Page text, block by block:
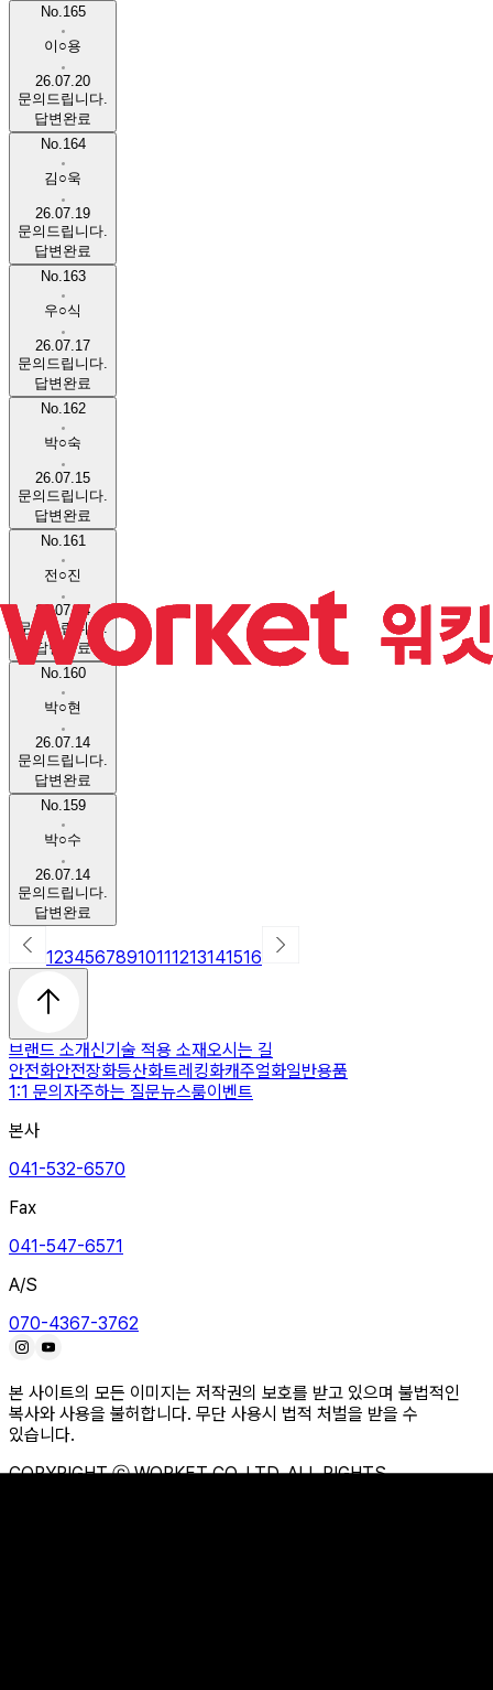
No.165
이○용
26.07.20
문의드립니다.
답변완료
No.164
김○욱
26.07.19
문의드립니다.
답변완료
No.163
우○식
26.07.17
문의드립니다.
답변완료
No.162
박○숙
26.07.15
문의드립니다.
답변완료
No.161
전○진
26.07.14
문의드립니다.
답변완료
No.160
박○현
26.07.14
문의드립니다.
답변완료
No.159
박○수
26.07.14
문의드립니다.
답변완료
12345678910111213141516
브랜드 소개신기술 적용 소재오시는 길
안전화안전장화등산화트레킹화캐주얼화일반용품
1:1 문의 자주하는 질문뉴스룸이벤트
본사
041-532-6570
Fax
041-547-6571
A/S
070-4367-3762
본 사이트의 모든 이미지는 저작권의 보호를 받고 있으며 불법적인
복사와 사용을 불허합니다. 무단 사용시 법적 처벌을 받을 수
있습니다.
COPYRIGHT ⓒ WORKET CO.,LTD. ALL RIGHTS